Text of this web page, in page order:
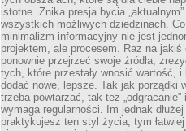
istotne. Znika presja bycia „aktualnym”
wszystkich możliwych dziedzinach.
minimalizm informacyjny nie jest
projektem, ale procesem. Raz na jakiś
ponownie przejrzeć swoje źródła,
tych, które przestały wnosić wartość, i
dodać nowe, lepsze. Tak jak porządki
trzeba powtarzać, tak też „odgracanie”
wymaga regularności. Im jednak dłużej
praktykujesz ten styl życia, tym